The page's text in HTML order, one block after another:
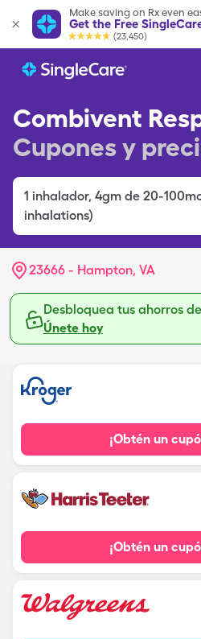
Make saving on Rx even
Get the Free
(23,450)
Combivent
Cupones y
1 inhalador, 4gm de 20-
inhalations)
23666 - Hampton, VA
Desbloquea tus ahorros
Únete hoy
¡Obtén un
¡Obtén un